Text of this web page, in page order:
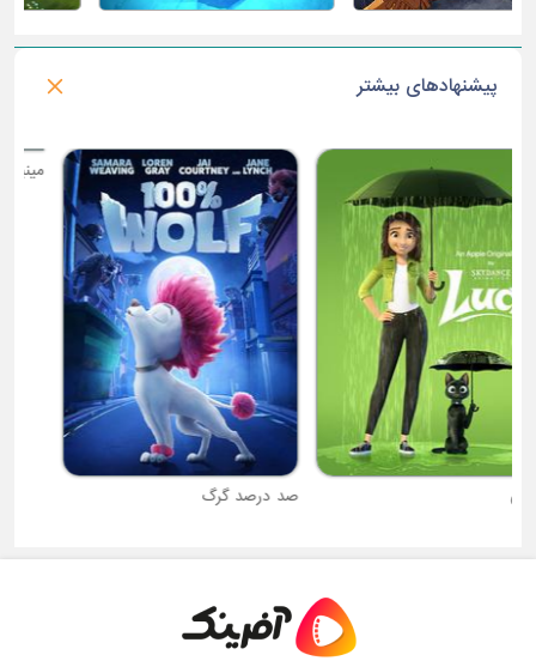
پیشنهادهای بیشتر
صد درصد گرگ مینیون ها : مسابقه